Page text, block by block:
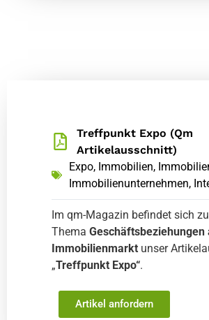
Treffpunkt Expo (Qm
Artikelausschnitt)
Expo, Immobilien,
Immobilienunternehmen,
Im qm-Magazin befindet sich
Thema Geschäftsbeziehungen
Immobilienmarkt unser
„Treffpunkt Expo“.
Artikel anfordern